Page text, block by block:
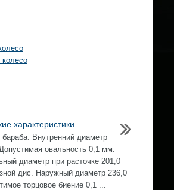
колесо
характеристики
бараба. Внутренний диаметр
овальность 0,1 мм.
диаметр при расточке 201,0
дис. Наружный диаметр 236,0
торцовое биение 0,1 ...